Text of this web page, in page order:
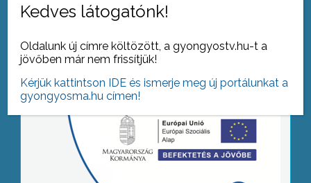
Kedves látogatónk!
Oldalunk új címre költözött, a gyongyostv.hu-t a
jövőben már nem frissítjük!
Kérjük kattintson IDE és ismerje meg új portálunkat a
gyongyosma.hu címen!